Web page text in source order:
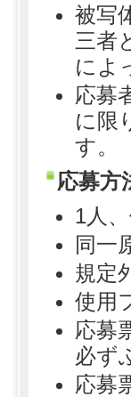
被写
三者
によ
応募
に限
す。
応募方
1人
同一
規定
使用
応募
必ず
応募